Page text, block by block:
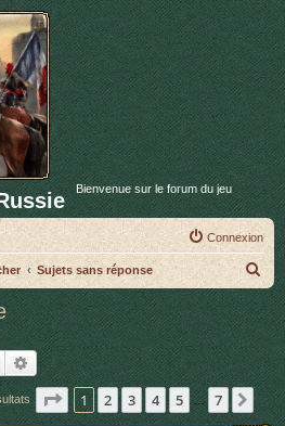
Bienvenue sur le forum du jeu
Connexion
Sujets sans réponse
e
c
RechercherRecherche avancée
Page 1sur7
1 2 3 4 5 7